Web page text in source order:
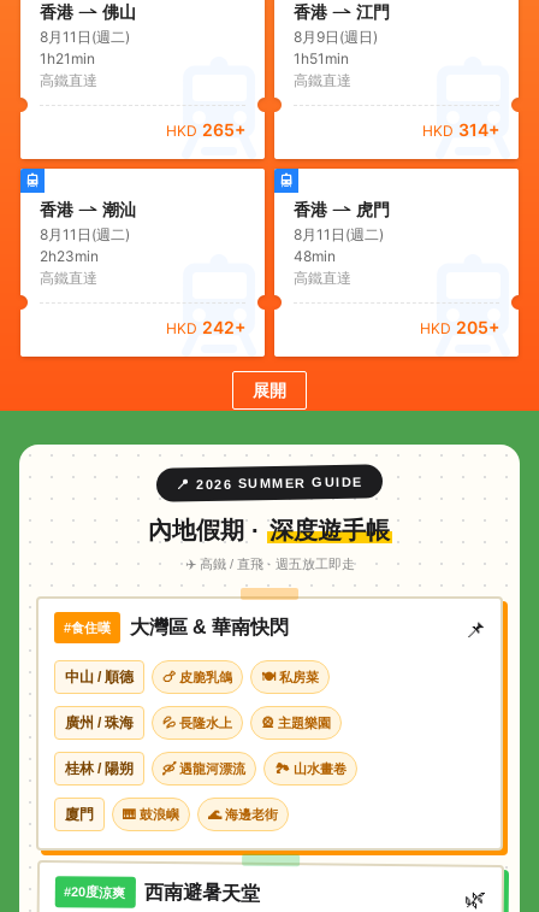
香港 佛山
8月11日(週二)
1h21min
高鐵直達
HKD 265+
香港 江門
8月9日(週日)
1h51min
高鐵直達
HKD 314+
香港 潮汕
8月11日(週二)
2h23min
高鐵直達
HKD 242+
香港 虎門
8月11日(週二)
48min
高鐵直達
HKD 205+
展開
📍 2026 SUMMER GUIDE
內地假期 · 深度遊手帳
✈️ 高鐵 / 直飛 · 週五放工即走
#食住嘆 大灣區 & 華南快閃 📌
中山 / 順德 🍗 皮脆乳鴿 🍽 私房菜
廣州 / 珠海 💦 長隆水上 🎡 主題樂園
桂林 / 陽朔 🛶 遇龍河漂流 🏞 山水畫卷
廈門 🎹 鼓浪嶼 🌊 海邊老街
#20度涼爽 西南避暑天堂 🌿